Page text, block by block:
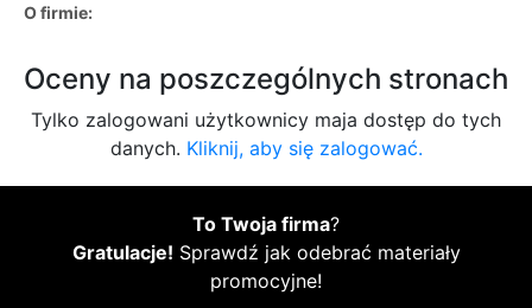
O firmie:
Oceny na poszczególnych stronach
Tylko zalogowani użytkownicy maja dostęp do tych
danych. Kliknij, aby się zalogować.
To Twoja firma?
Gratulacje! Sprawdź jak odebrać materiały
promocyjne!